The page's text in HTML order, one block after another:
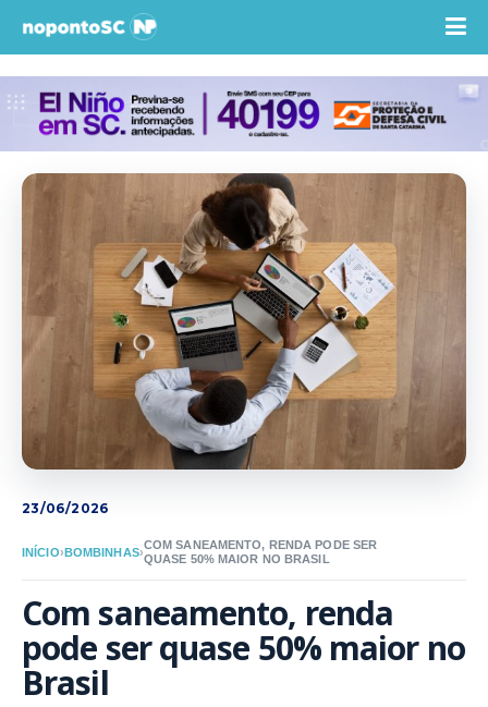
23/06/2026
INÍCIO›BOMBINHAS›
COM SANEAMENTO, RENDA PODE SER
QUASE 50% MAIOR NO BRASIL
Com saneamento, renda
pode ser quase 50% maior no
Brasil